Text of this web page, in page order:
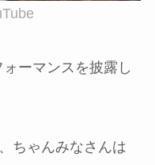
ーマンスを披露し
ちゃんみなさんは